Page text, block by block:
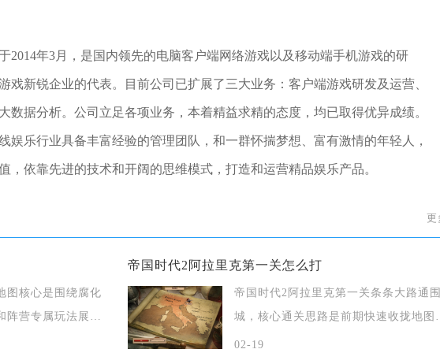
2014年3月，是国内领先的电脑客户端网络游戏以及移动端手机游戏的研
戏新锐企业的代表。目前公司已扩展了三大业务：客户端游戏研发及运营、
数据分析。公司立足各项业务，本着精益求精的态度，均已取得优异成绩。
娱乐行业具备丰富经验的管理团队，和一群怀揣梦想、富有激情的年轻人，
，依靠先进的技术和开阔的思维模式，打造和运营精品娱乐产品。
更
图核心是围绕腐化
阵营专属玩法展
帝国时代2阿拉里克第一关怎么打
帝国时代2阿拉里克第一关条条大路通围
城，核心通关思路是前期快速收拢地图
的所有难
02-19